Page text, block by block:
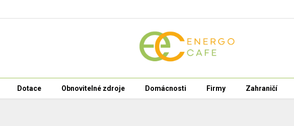
Dotace Obnovitelné zdroje Domácnosti Firmy Zahraničí